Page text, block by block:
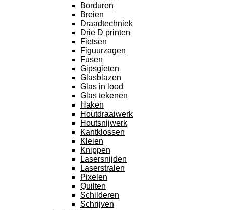
Borduren
Breien
Draadtechniek
Drie D printen
Fietsen
Figuurzagen
Fusen
Gipsgieten
Glasblazen
Glas in lood
Glas tekenen
Haken
Houtdraaiwerk
Houtsnijwerk
Kantklossen
Kleien
Knippen
Lasersnijden
Laserstralen
Pixelen
Quilten
Schilderen
Schrijven